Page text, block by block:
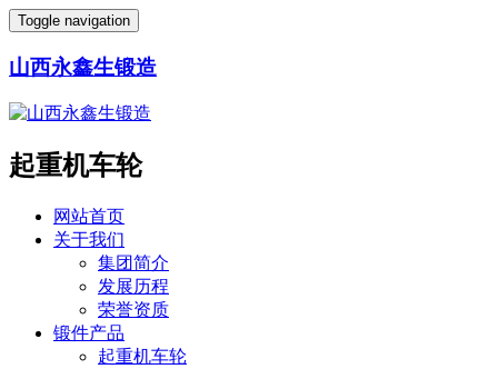
Toggle navigation
山西永鑫生锻造
起重机车轮
网站首页
关于我们
集团简介
发展历程
荣誉资质
锻件产品
起重机车轮